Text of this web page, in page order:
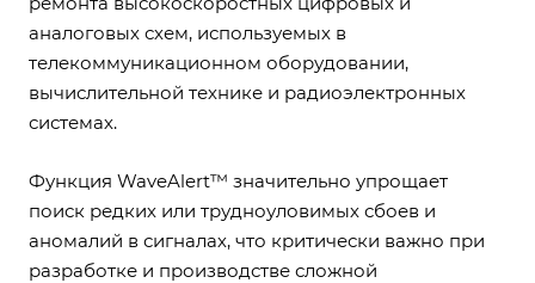
аналоговых схем, используемых в
телекоммуникационном оборудовании,
вычислительной технике и радиоэлектронных
системах.
Функция WaveAlert™ значительно упрощает
поиск редких или трудноуловимых сбоев и
аномалий в сигналах, что критически важно при
разработке и производстве сложной